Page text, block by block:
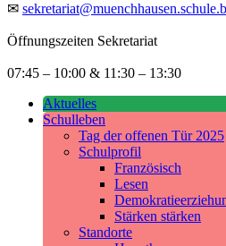
✉
Öffnungszeiten Sekretariat
07:45 – 10:00 & 11:30 – 13:30
Aktuelles
Schulleben
Tag der offenen Tür 2025
Schulprofil
Französisch
Lesen
Stärken stärken
Standorte